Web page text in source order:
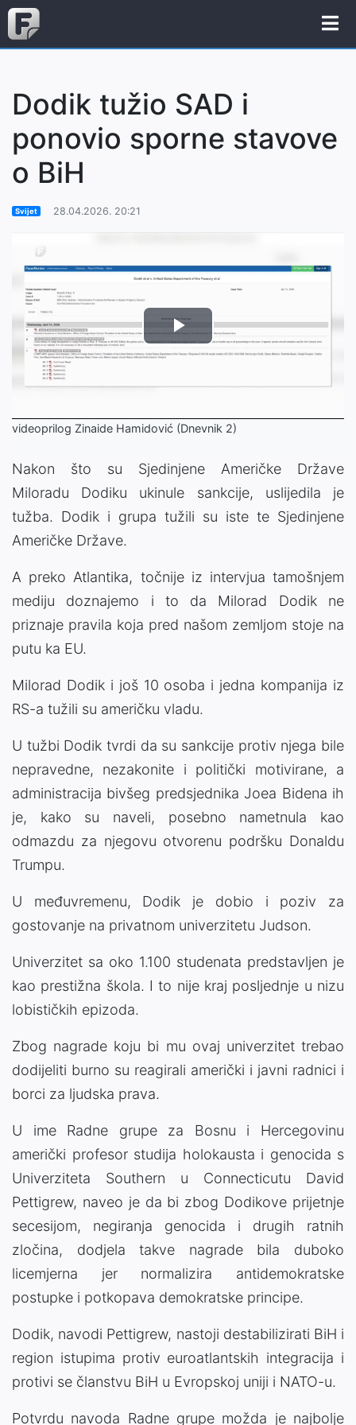
Dodik tužio SAD i
ponovio sporne stavove
o BiH
Svijet 28.04.2026. 20:21
Play
videoprilog Zinaide Hamidović (Dnevnik 2)
Nakon što su Sjedinjene Američke Države
Miloradu Dodiku ukinule sankcije, uslijedila je
tužba. Dodik i grupa tužili su iste te Sjedinjene
Američke Države.
A preko Atlantika, točnije iz intervjua tamošnjem
mediju doznajemo i to da Milorad Dodik ne
priznaje pravila koja pred našom zemljom stoje na
putu ka EU.
Milorad Dodik i još 10 osoba i jedna kompanija iz
RS-a tužili su američku vladu.
U tužbi Dodik tvrdi da su sankcije protiv njega bile
nepravedne, nezakonite i politički motivirane, a
administracija bivšeg predsjednika Joea Bidena ih
je, kako su naveli, posebno nametnula kao
odmazdu za njegovu otvorenu podršku Donaldu
Trumpu.
U međuvremenu, Dodik je dobio i poziv za
gostovanje na privatnom univerzitetu Judson.
Univerzitet sa oko 1.100 studenata predstavljen je
kao prestižna škola. I to nije kraj posljednje u nizu
lobističkih epizoda.
Zbog nagrade koju bi mu ovaj univerzitet trebao
dodijeliti burno su reagirali američki i javni radnici i
borci za ljudska prava.
U ime Radne grupe za Bosnu i Hercegovinu
američki profesor studija holokausta i genocida s
Univerziteta Southern u Connecticutu David
Pettigrew, naveo je da bi zbog Dodikove prijetnje
secesijom, negiranja genocida i drugih ratnih
zločina, dodjela takve nagrade bila duboko
licemjerna jer normalizira antidemokratske
postupke i potkopava demokratske principe.
Dodik, navodi Pettigrew, nastoji destabilizirati BiH i
region istupima protiv euroatlantskih integracija i
protivi se članstvu BiH u Evropskoj uniji i NATO-u.
Potvrdu navoda Radne grupe možda je najbolje